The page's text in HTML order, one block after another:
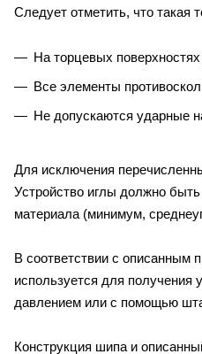
Следует отметить, что такая
На торцевых
Все элементы
Не допускаются ударные
Для исключения
Устройство иглы должно
материала (минимум,
В соответствии с описанным
используется для
давлением или с помощью
Конструкция шипа и